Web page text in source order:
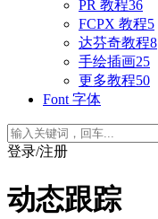
PR 教程36
FCPX 教程5
达芬奇教程8
手绘插画25
更多教程50
Font 字体
登录/注册
动态跟踪